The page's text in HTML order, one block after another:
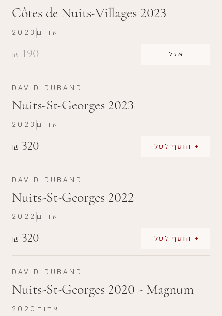
Côtes de Nuits-Villages 2023
₪ 190 אזל
2023 אדום
DAVID DUBAND
Nuits-St-Georges 2023
₪ 320 + הוסף לסל
2023 אדום
DAVID DUBAND
Nuits-St-Georges 2022
₪ 320 + הוסף לסל
2022 אדום
DAVID DUBAND
Nuits-St-Georges 2020 - Magnum
2020 אדום